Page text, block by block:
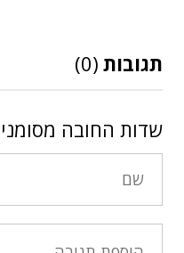
תגובות (0)
שדות החובה